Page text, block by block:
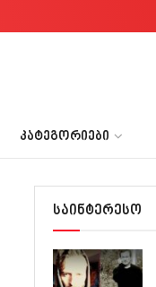
ᲙᲐᲢᲔᲒᲝᲠᲘᲔᲑᲘ
საინტერესო